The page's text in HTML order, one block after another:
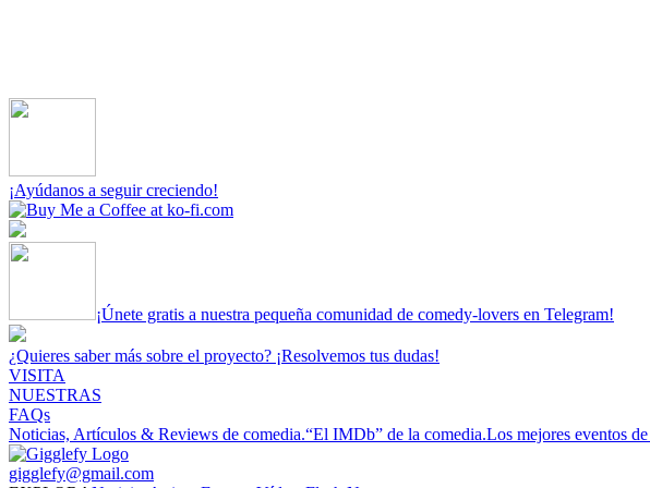
¡Ayúdanos a seguir creciendo!
¡Únete gratis a nuestra pequeña comunidad de comedy-lovers en Telegram!
¿Quieres saber más sobre el proyecto? ¡Resolvemos tus dudas!
VISITA
NUESTRAS
FAQs
Noticias, Artículos & Reviews de comedia.“El IMDb” de la comedia.Los mejores eventos
gigglefy@gmail.com